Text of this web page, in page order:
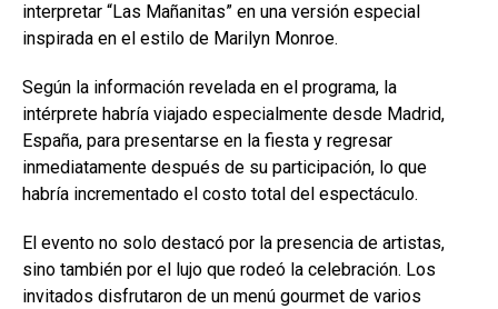
interpretar “Las Mañanitas” en una versión especial
inspirada en el estilo de Marilyn Monroe.
Según la información revelada en el programa, la
intérprete habría viajado especialmente desde Madrid,
España, para presentarse en la fiesta y regresar
inmediatamente después de su participación, lo que
habría incrementado el costo total del espectáculo.
El evento no solo destacó por la presencia de artistas,
sino también por el lujo que rodeó la celebración. Los
invitados disfrutaron de un menú gourmet de varios